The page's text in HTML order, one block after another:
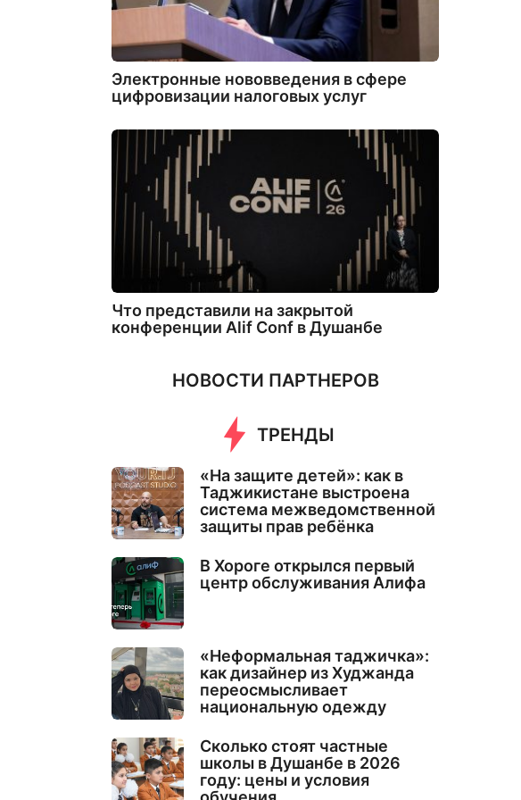
Электронные нововведения в сфере
цифровизации налоговых услуг
Что представили на закрытой
конференции Alif Conf в Душанбе
НОВОСТИ ПАРТНЕРОВ
ТРЕНДЫ
«На защите детей»: как в
Таджикистане выстроена
система межведомственной
защиты прав ребёнка
В Хороге открылся первый
центр обслуживания Алифа
«Неформальная таджичка»:
как дизайнер из Худжанда
переосмысливает
национальную одежду
Сколько стоят частные
школы в Душанбе в 2026
году: цены и условия